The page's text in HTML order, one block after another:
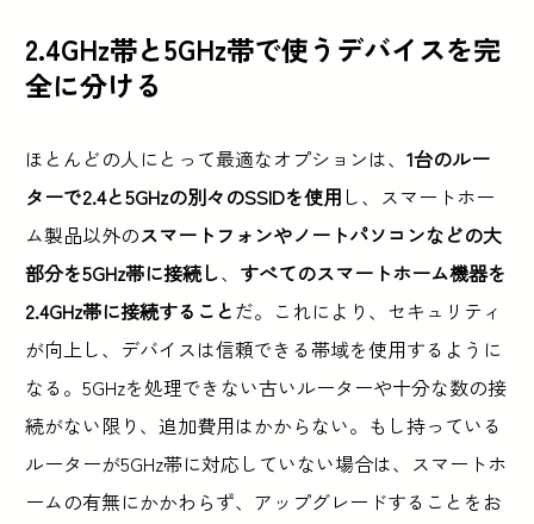
2.4GHz帯と5GHz帯で使うデバイスを完
全に分ける
ほとんどの人にとって最適なオプションは、1台のルー
ターで2.4と5GHzの別々のSSIDを使用 し、スマートホー
ム製品以外のスマートフォンやノートパソコンなどの大
部分を5GHz帯に接続し、 すべてのスマートホーム機器を
2.4GHz帯に接続することだ。これにより、セキュリティ
が向上し、デバイスは信頼できる帯域を使用するように
なる。5GHzを処理できない古いルーターや十分な数の接
続がない限り、追加費用はかからない。もし持っている
ルーターが5GHz帯に対応していない場合は、スマートホ
ームの有無にかかわらず、アップグレードすることをお